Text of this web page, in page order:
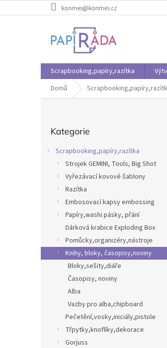
na
konmes@konmes.cz
Scrapbooking,papíry,razítka
Domů
l
kategorie
Kategorie
Scrapbooking,papíry,razítka
Strojek GEMINI, Tools, Big Shot
Vyřezávací kovové šablony
Razítka
Embosovací kapsy embossing
Papíry,washi pásky, přání
Dárková krabice Exploding Box
Pomůcky,organizéry,nástroje
Knihy, bloky, časopisy,noviny
Bloky,sešity,diáře
Časopisy, noviny
Alba
Vazby pro alba,chipboard
Pečetění,vosky,iniciály,pistole
Třpytky,knoflíky,dekorace
Gorjuss